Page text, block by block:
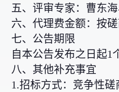
五、评审专家：曹东
六、代理费金额：按磋
七、公告期限
自本公告发布之日起1
八、其他补充事宜
1.招标方式：竞争性磋